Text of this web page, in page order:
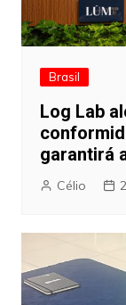
Brasil
Log Lab
garantirá
Célio